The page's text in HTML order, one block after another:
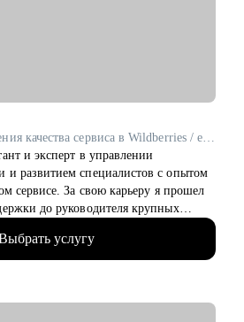
Руководитель направления качества сервиса в Wildberries / ex-Самокат, KPMG
и эксперт в управлении
и развитием специалистов с опытом
сервисе. За свою карьеру я прошел
до руководителя крупных
работы в направлении клиентского
услугу